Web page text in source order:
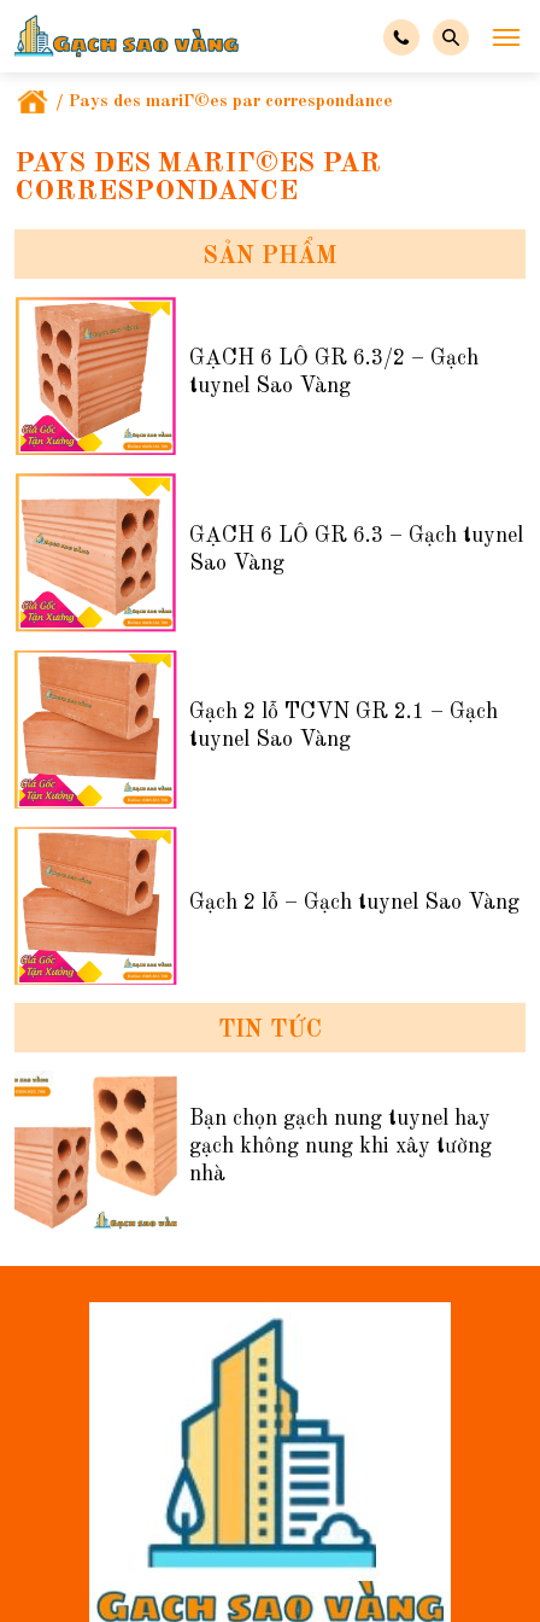
/ Pays des mariГ©es par correspondance
PAYS DES MARIГ©ES PAR
CORRESPONDANCE
SẢN PHẨM
GẠCH 6 LỖ GR 6.3/2 – Gạch
tuynel Sao Vàng
GẠCH 6 LỖ GR 6.3 – Gạch tuynel
Sao Vàng
Gạch 2 lỗ TCVN GR 2.1 – Gạch
tuynel Sao Vàng
Gạch 2 lỗ – Gạch tuynel Sao Vàng
TIN TỨC
Bạn chọn gạch nung tuynel hay
gạch không nung khi xây tường
nhà